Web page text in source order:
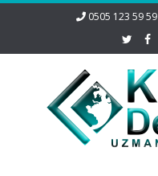
0505 123 59 59